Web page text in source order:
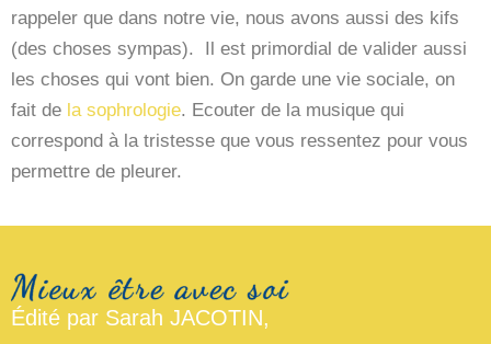
rappeler que dans notre vie, nous avons aussi des kifs
(des choses sympas). Il est primordial de valider aussi
les choses qui vont bien. On garde une vie sociale, on
fait de la sophrologie. Ecouter de la musique qui
correspond à la tristesse que vous ressentez pour vous
permettre de pleurer.
Édité par Sarah JACOTIN,